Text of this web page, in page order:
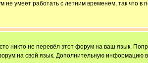
умеет работать с летним временем, так что в
никто не перевёл этот форум на ваш язык.
на свой язык. Дополнительную информацию